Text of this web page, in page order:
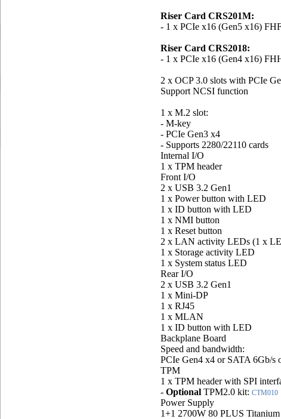
Riser Card CRS201M:
- 1 x PCIe x16 (Gen5 x16)
Riser Card CRS2018:
- 1 x PCIe x16 (Gen4 x16)
2 x OCP 3.0 slots with PCIe
Support NCSI function
1 x M.2 slot:
- M-key
- PCIe Gen3 x4
- Supports 2280/22110 cards
Internal I/O
1 x TPM header
Front I/O
2 x USB 3.2 Gen1
1 x Power button with LED
1 x ID button with LED
1 x NMI button
1 x Reset button
2 x LAN activity LEDs (1 x
1 x Storage activity LED
1 x System status LED
Rear I/O
2 x USB 3.2 Gen1
1 x Mini-DP
1 x RJ45
1 x MLAN
1 x ID button with LED
Backplane Board
Speed and bandwidth:
PCIe Gen4 x4 or SATA 6Gb/s
TPM
1 x TPM header with SPI
- Optional TPM2.0 kit: CTM010
Power Supply
1+1 2700W 80 PLUS